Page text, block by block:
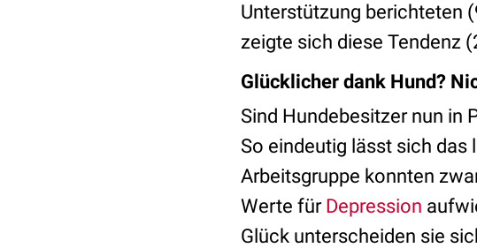
Unterstützung berichteten
zeigte sich diese Tendenz
Glücklicher dank Hund?
Sind Hundebesitzer nun in
So eindeutig lässt sich das
Arbeitsgruppe konnten
Werte für Depression
Glück unterscheiden sie